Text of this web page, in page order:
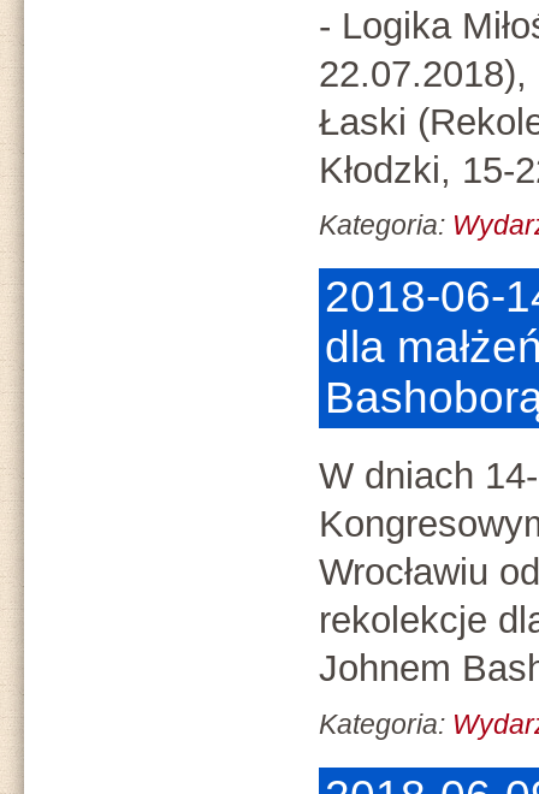
- Logika
22.07.2018),
Łaski
Kłodzki, 15-
Kategoria:
2018-06-
dla
W dniach
Wrocławiu
rekolekcje
Johnem
Kategoria: